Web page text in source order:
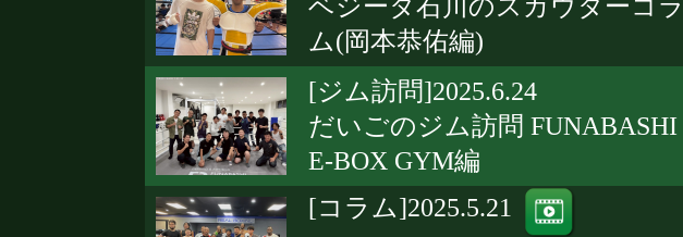
ベジータ石川のスカウターコ
ム(岡本恭佑編)
[ジム訪問]2025.6.24
だいごのジム訪問 FUNABASHI
E-BOX GYM編
[コラム]2025.5.21